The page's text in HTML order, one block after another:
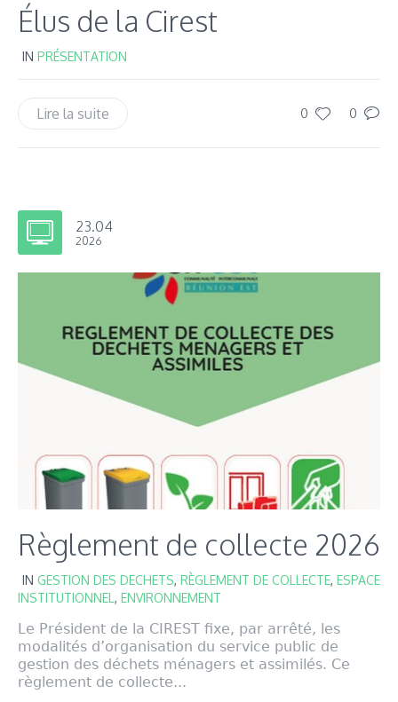
Élus de la Cirest
IN PRÉSENTATION
0 0
Lire la suite
23.04
2026
Règlement de collecte 2026
IN GESTION DES DECHETS, RÈGLEMENT DE COLLECTE, ESPACE
INSTITUTIONNEL , ENVIRONNEMENT
Le Président de la CIREST fixe, par arrêté, les
modalités d’organisation du service public de
gestion des déchets ménagers et assimilés. Ce
règlement de collecte...